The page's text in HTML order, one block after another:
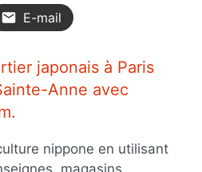
E-mail
japonais à Paris
Anne avec
nippone en utilisant
magasins,